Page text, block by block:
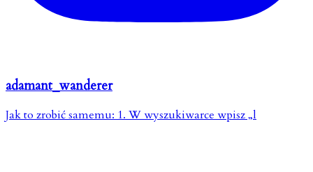
adamant_wanderer
Jak to zrobić samemu: 1. W wyszukiwarce wpisz „l